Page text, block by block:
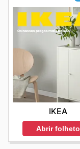
IKEA
Abrir folheto